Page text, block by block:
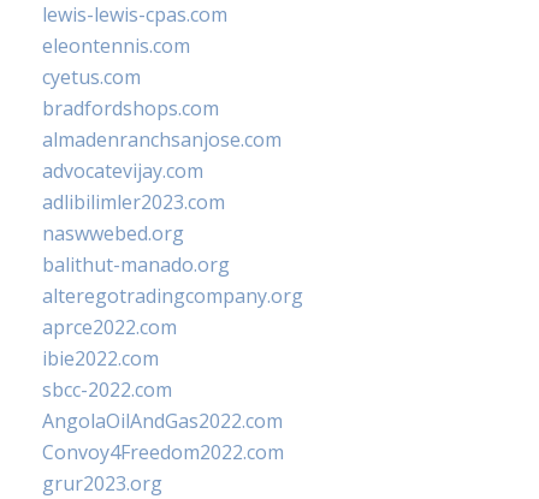
lewis-lewis-cpas.com
eleontennis.com
cyetus.com
bradfordshops.com
almadenranchsanjose.com
advocatevijay.com
adlibilimler2023.com
naswwebed.org
balithut-manado.org
alteregotradingcompany.org
aprce2022.com
ibie2022.com
sbcc-2022.com
AngolaOilAndGas2022.com
Convoy4Freedom2022.com
grur2023.org